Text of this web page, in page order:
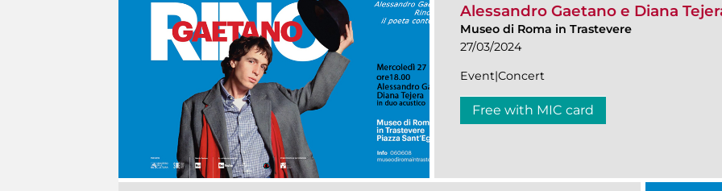
Alessandro Gaetano e Diana
Museo di Roma in Trastevere
27/03/2024
Event|Concert
Free with MIC card